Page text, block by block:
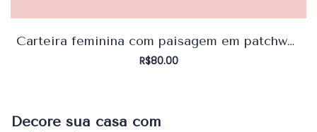
Carteira feminina com paisagem em patchwork
R$80.00
Decore sua casa com